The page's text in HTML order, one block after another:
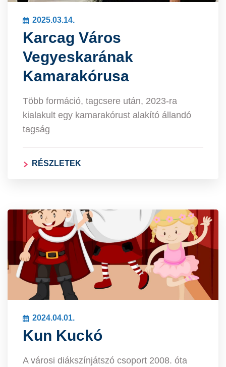
2025.03.14.
Karcag Város
Vegyeskarának
Kamarakórusa
Több formáció, tagcsere után, 2023-ra
kialakult egy kamarakórust alakító állandó
tagság
RÉSZLETEK
2024.04.01.
Kun Kuckó
A városi diákszínjátszó csoport 2008. óta